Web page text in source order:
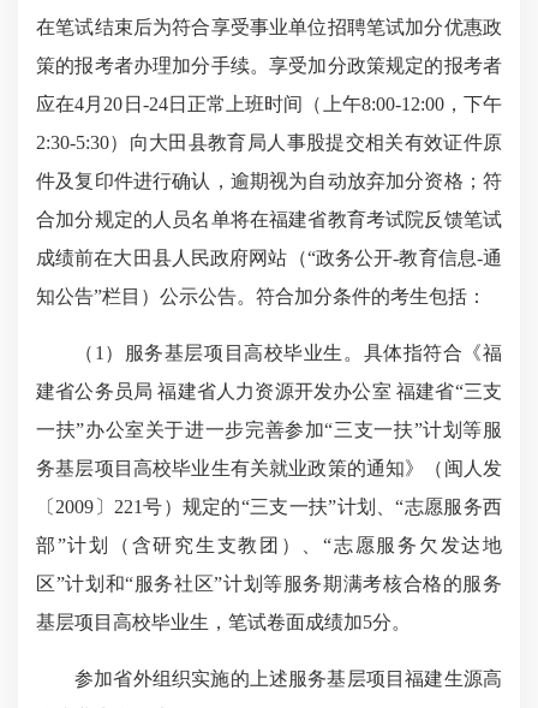
在笔试结束后为符合享受事业单位招聘笔试加分优惠政
策的报考者办理加分手续。享受加分政策规定的报考者
应在4月 20 日 -24日正常上班时间（上午8:00-12:00，下午
2:30-5:30）向大田县教育局人事股提交相关有效证件原
件及复印件进行确认，逾期视为自动放弃加分资格；符
合加分规定的人员名单将在福建省教育考试院反馈笔试
成绩前在大田县人民政府网站 （“政务公开-教育信息-通
知公告”栏目） 公示公告。符合加分条件的考生包括：
（ 1 ）
服务基层项目高校毕业生。具体指符合《福
建省公务员局 福建省人力资源开发办公室 福建省“三支
一扶”办公室关于进一步完善参加“三支一扶”计划等服
务基层项目高校毕业生有关就业政策的通知》（闽人发
〔 2009 〕 221号）规定的“三支一扶”计划、“志愿服务西
部”计划（含研究生支教团）、“志愿服务欠发达地
区”计划和“服务社区”计划等服务期满考核合格的服务
基层项目高校毕业生，笔试卷面成绩加5分。
参加省外组织实施的上述服务基层项目福建生源高